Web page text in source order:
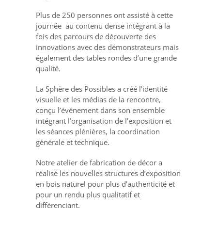
Plus de 250 personnes ont assisté à cette
journée au contenu dense intégrant à la
fois des parcours de découverte des
innovations avec des démonstrateurs mais
également des tables rondes d’une grande
qualité.
La Sphère des Possibles a créé l’identité
visuelle et les médias de la rencontre,
conçu l’événement dans son ensemble
intégrant l’organisation de l’exposition et
les séances plénières, la coordination
générale et technique.
Notre atelier de fabrication de décor a
réalisé les nouvelles structures d’exposition
en bois naturel pour plus d’authenticité et
pour un rendu plus qualitatif et
différenciant.